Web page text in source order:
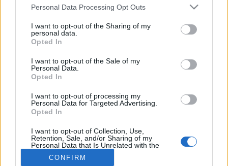
Please note that this website/app uses one or more Google
not limited to your visit or usage behaviour. You may click to
grant or deny consent to Google and its third-party tags to
use your data for below specified purposes in below Google
consent section.
Personal Data Processing Opt Outs
I want to opt-out of the Sharing of my
personal data.
Opted In
I want to opt-out of the Sale of my
Personal Data.
Opted In
I want to opt-out of processing my
Personal Data for Targeted Advertising.
Opted In
I want to opt-out of Collection, Use,
Retention, Sale, and/or Sharing of my
Personal Data that Is Unrelated with the
Purposes for which it was collected.
Opted Out
CONFIRM
Cukorbetegség